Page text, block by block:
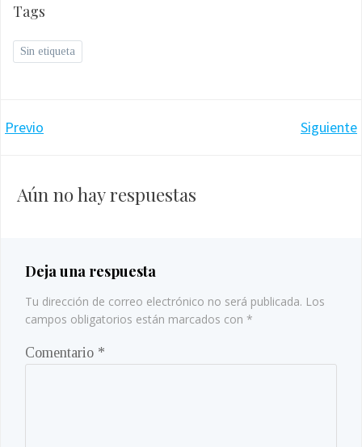
Tags
Sin etiqueta
Navegación
las
Previo
Navegación
las
Siguiente
Aún no hay respuestas
Deja una respuesta
Tu dirección de correo electrónico no será publicada. Los
campos obligatorios están marcados con *
Comentario *